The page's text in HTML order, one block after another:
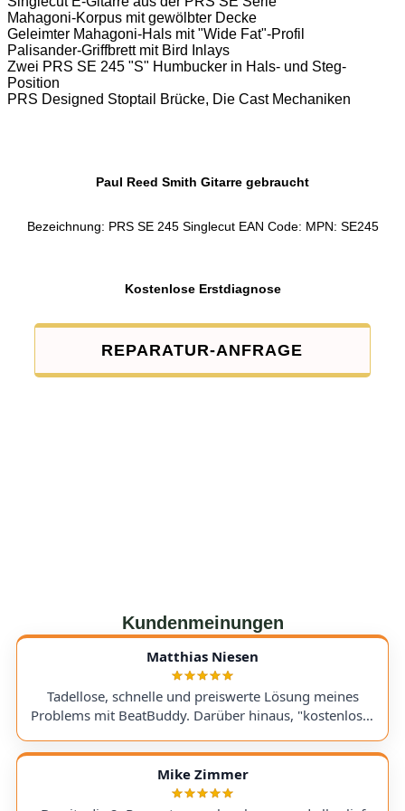
Mahagoni-Korpus mit gewölbter Decke
Geleimter Mahagoni-Hals mit "Wide Fat"-Profil
Palisander-Griffbrett mit Bird Inlays
Zwei PRS SE 245 "S" Humbucker in Hals- und Steg-
Position
PRS Designed Stoptail Brücke, Die Cast Mechaniken
Paul Reed Smith Gitarre gebraucht
Bezeichnung: PRS SE 245 Singlecut EAN Code: MPN: SE245
Kostenlose Erstdiagnose
REPARATUR-ANFRAGE
Kundenmeinungen
Matthias Niesen
Tadellose, schnelle und preiswerte Lösung meines
Problems mit BeatBuddy. Darüber hinaus, "kostenloser
bringe. Kommunikation lief hervorragend und die
Rücksendung meines Gerätes ging schnell und
einwandfrei. Ich kann AudioTechniker.de
Mike Zimmer